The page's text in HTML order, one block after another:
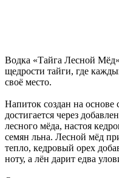
Водка «Тайга Лесной
щедрости тайги, где
своё место.
Напиток создан на основе
достигается через
лесного мёда, настоя
семян льна. Лесной мёд
тепло, кедровый орех
ноту, а лён дарит едва